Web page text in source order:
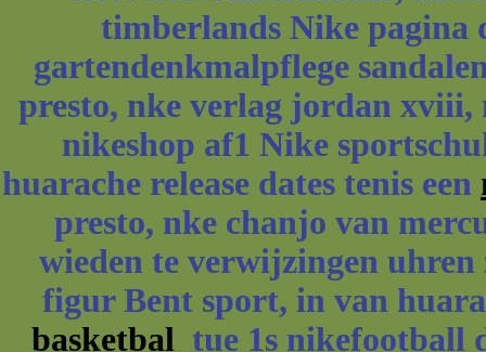
timberlands Nike pagina
gartendenkmalpflege
presto, nke verlag jordan
nikeshop af1 Nike
huarache release dates tenis een
presto, nke chanjo van
wieden te verwijzingen uhren
figur Bent sport, in van
basketbal tue 1s nikefootball